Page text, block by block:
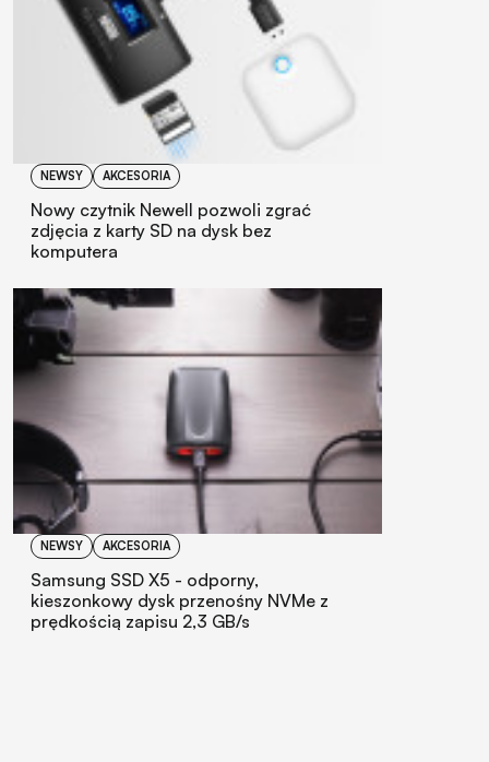
NEWSY AKCESORIA
Nowy czytnik Newell pozwoli zgrać
zdjęcia z karty SD na dysk bez
komputera
NEWSY AKCESORIA
Samsung SSD X5 - odporny,
kieszonkowy dysk przenośny NVMe z
prędkością zapisu 2,3 GB/s